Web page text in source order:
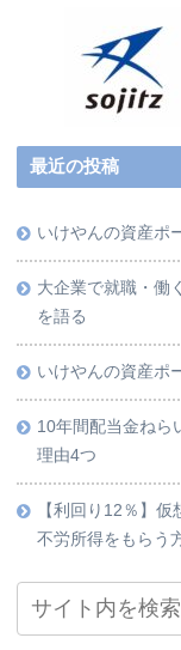
最近の投稿
いけやんの資産ポ
大企業で就職・働
を語る
いけやんの資産ポ
10年間配当金ねら
理由4つ
【利回り12％】
不労所得をもらう